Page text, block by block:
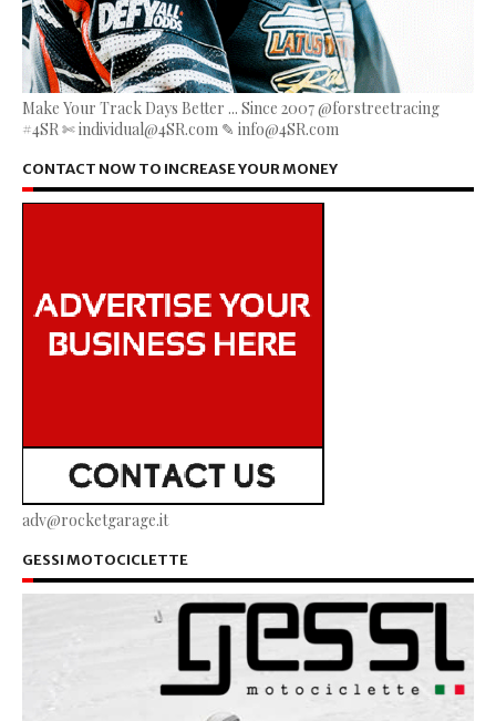
Make Your Track Days Better ... Since 2007 @forstreetracing
#4SR ✄ individual@4SR.com ✎ info@4SR.com
CONTACT NOW TO INCREASE YOUR MONEY
adv@rocketgarage.it
GESSI MOTOCICLETTE